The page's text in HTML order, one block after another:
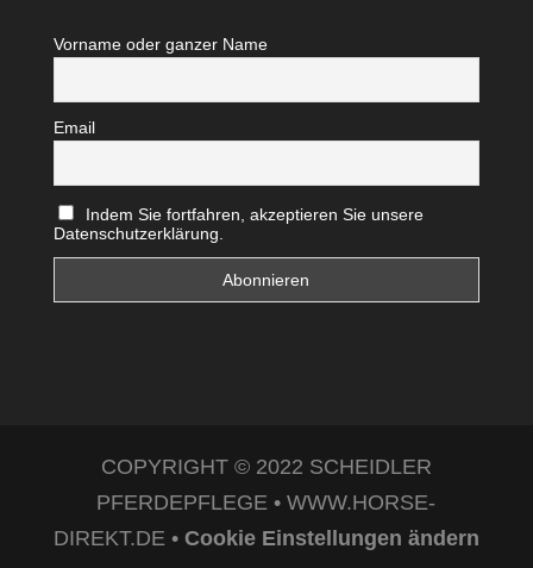
Vorname oder ganzer Name
Email
Indem Sie fortfahren, akzeptieren Sie unsere
Datenschutzerklärung.
COPYRIGHT © 2022 SCHEIDLER
PFERDEPFLEGE • WWW.HORSE-
DIREKT.DE • Cookie Einstellungen ändern